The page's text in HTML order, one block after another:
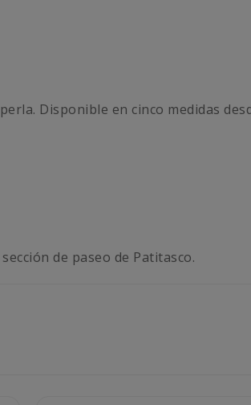
Disponible en cinco medidas
de paseo de Patitasco.